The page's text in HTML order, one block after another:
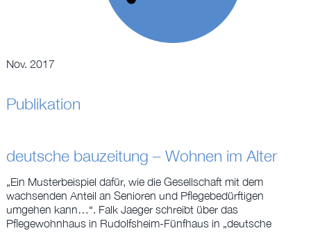
Navigation
PROJEKTE
KONZEPTE
SAMMELKARTEN
BÜRO
Nov. 2017
Publikation
deutsche bauzeitung – Wohnen im Alter
„Ein Musterbeispiel dafür, wie die Gesellschaft mit dem
wachsenden Anteil an Senioren und Pflegebedürftigen
umgehen kann…“. Falk Jaeger schreibt über das
Pflegewohnhaus in Rudolfsheim-Fünfhaus in „deutsche